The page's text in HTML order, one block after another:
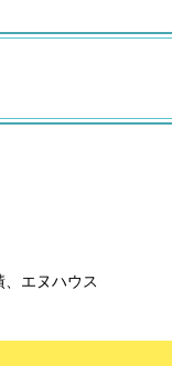
エヌハウス